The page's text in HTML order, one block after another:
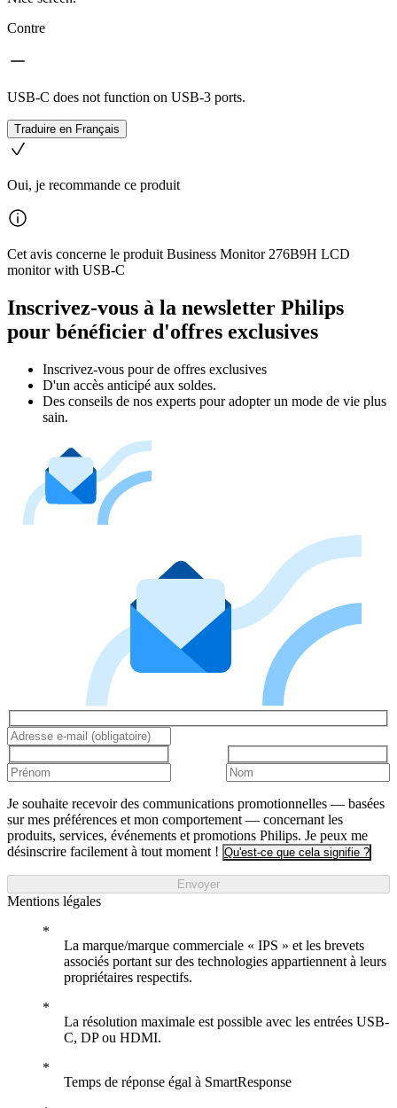
Contre
USB-C does not function on USB-3 ports.
Traduire en Français
Oui, je recommande ce produit
Cet avis concerne le produit Business Monitor 276B9H LCD
monitor with USB-C
Inscrivez-vous à la newsletter Philips
pour bénéficier d'offres exclusives
Inscrivez‑vous pour de offres exclusives
D'un accès anticipé aux soldes.
Des conseils de nos experts pour adopter un mode de vie plus
sain.
Je souhaite recevoir des communications promotionnelles — basées
sur mes préférences et mon comportement — concernant les
produits, services, événements et promotions Philips. Je peux me
désinscrire facilement à tout moment ! Qu'est-ce que cela signifie ?
Envoyer
Mentions légales
La marque/marque commerciale « IPS » et les brevets
associés portant sur des technologies appartiennent à leurs
propriétaires respectifs.
La résolution maximale est possible avec les entrées USB-
C, DP ou HDMI.
Temps de réponse égal à SmartResponse